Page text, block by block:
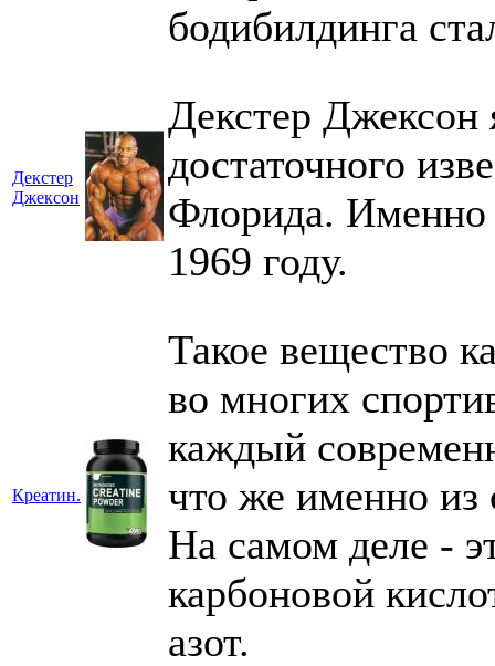
бодибилдинга
Декстер
Джексон
Декстер Джексон
достаточного
Флорида. Именно
1969 году.
Креатин.
Такое вещество
во многих
каждый
что же именно из
На самом деле -
карбоновой
азот.